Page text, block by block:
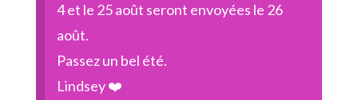
4 et le 25 août seront envoyées le 26
août.
Passez un bel été.
Lindsey ❤️